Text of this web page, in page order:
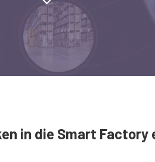
in die Smart Factory